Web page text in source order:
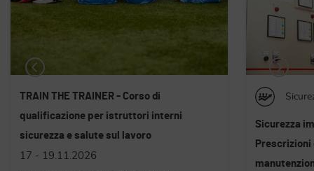
Sicurezza sul lavoro
Sicurezza impianti a media tensione -
Formazione
e il loro
per preposti